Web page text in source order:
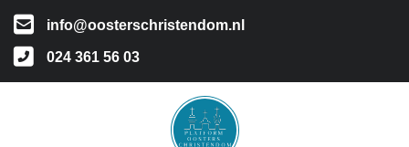
info@oosterschristendom.nl
024 361 56 03